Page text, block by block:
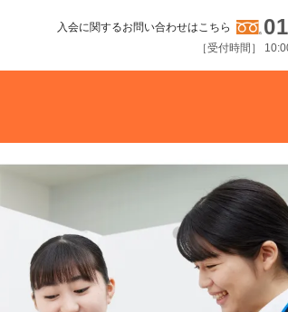
入会に関するお問い合わせはこちら
［受付時間］